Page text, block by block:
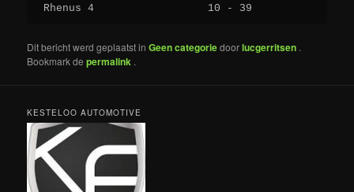
Rhenus 4                  10 - 39
Dit bericht werd geplaatst inGeen categoriedoorlucgerritsen .
Bookmark depermalink .
KESTELOO AUTOMOTIVE